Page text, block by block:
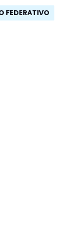
FEDERATIVO